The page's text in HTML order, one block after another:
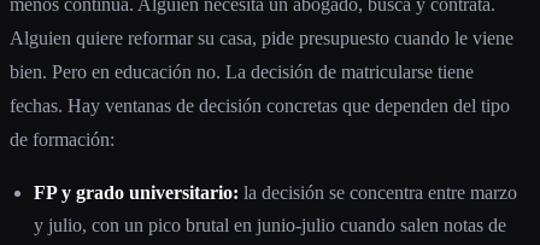
Alguien quiere reformar su casa, pide presupuesto cuando le viene
bien. Pero en educación no. La decisión de matricularse tiene
fechas. Hay ventanas de decisión concretas que dependen del tipo
de formación:
FP y grado universitario: la decisión se concentra entre marzo
y julio, con un pico brutal en junio-julio cuando salen notas de